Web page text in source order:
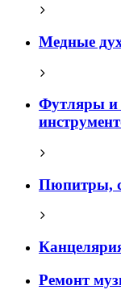
Медные
Футляры и
Пюпитры,
Ремонт